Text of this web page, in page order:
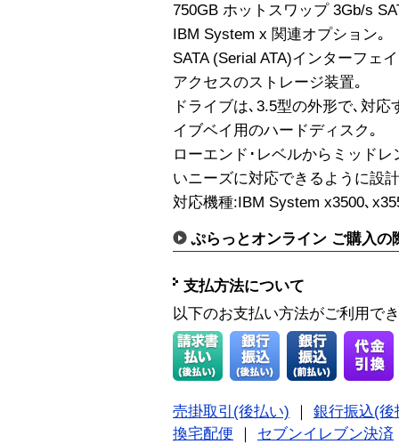
750GB ホットスワップ 3Gb/s
IBM System x 関連オプション｡
SATA (Serial ATA)インターフェ
アクセスのストレージ装置｡
ドライブは､3.5型の外形で､対
イブベイ用のハードディスク｡
ローエンド･レベルからミッド
いニーズに対応できるように設
対応機種:IBM System x3500､
ぷらっとオンライン ご購入の
支払方法について
以下のお支払い方法がご利用で
売掛取引(後払い)
銀行振込(後
換宅配便
セブンイレブン決済